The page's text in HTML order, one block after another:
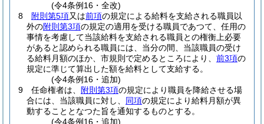
(令4条例16・全改)
8
附則第5項又は前項の規定による給料を支給される職員以
外の附則第3項の規定の適用を受ける職員であつて、任用の
事情を考慮して当該給料を支給される職員との権衡上必要
があると認められる職員には、当分の間、当該職員の受け
る給料月額のほか、市規則で定めるところにより、 前3項の
規定に準じて算出した額を給料として支給する。
(令4条例16・追加)
9
任命権者は、 附則第3項の規定により職員を降給させる場
合には、当該職員に対し、 同項の規定により給料月額が異
動することとなつた旨を通知するものとする。
(令4条例16・追加)